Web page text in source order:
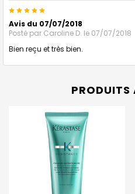
5
Avis du 07/07/2018
Posté par Caroline D. le 07/07/2018
Bien reçu et très bien.
PRODUITS